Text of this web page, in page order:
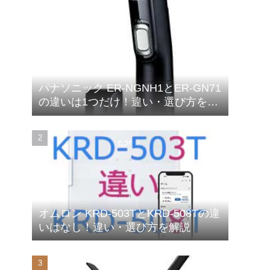
パナソニック ER-NGNH1とER-GN71
の違いは1つだけ！違い・選び方を解
説
オムロン KRD-503TとKRD-508Tの違
いはなし！違い・選び方を解説